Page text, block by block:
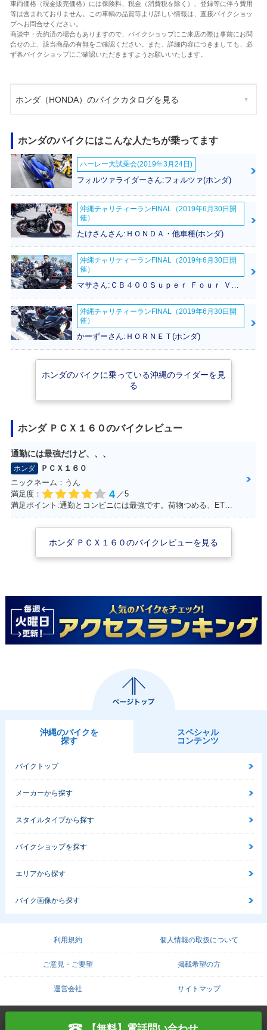
車両価格（現金販売価格）には保険料、税金（消費税を除く）、登録等に伴う費用
等は含まれておりません。この車輌の品質等より詳しい情報は、直接バイクショッ
プへお問合せください。
商談中・売約済の場合もありますので、バイクショップにご来店の際は事前にお問
合せの上、該当商品の有無をご確認ください。また、詳細内容につきましても、必
ず各バイクショップにご確認いただきますようお願いいたします。
ホンダ（HONDA）のバイクカタログを見る
ホンダのバイクにはこんな人たちが乗ってます
ハーレー大試乗会(2019年3月24日)
フォルツァライダーさん:フォルツァ(ホンダ)
沖縄チャリティーランFINAL（2019年6月30日開
催）
たけさんさん:ＨＯＮＤＡ・他車種(ホンダ)
沖縄チャリティーランFINAL（2019年6月30日開
催）
マサさん:ＣＢ４００Ｓｕｐｅｒ Ｆｏｕｒ ＶＴＥＣ ＳＰＥＣ２(ホンダ)
沖縄チャリティーランFINAL（2019年6月30日開
催）
かーずーさん:ＨＯＲＮＥＴ(ホンダ)
ホンダのバイクに乗っている沖縄のライダーを見
る
ホンダ ＰＣＸ１６０のバイクレビュー
通勤には最強だけど、、、
ホンダ
ＰＣＸ１６０
ニックネーム：うん
満足度：
4 ／5
満足ポイント:通勤とコンビニには最強です。荷物つめる、ETC.車載カメラ、ロングスクリーンでした。平和な日本を肌で感じることできます。 けれど、、、
ホンダ ＰＣＸ１６０のバイクレビューを見る
沖縄のバイクを
探す
スペシャル
コンテンツ
バイクトップ
メーカーから探す
スタイルタイプから探す
バイクショップを探す
エリアから探す
バイク画像から探す
利用規約 個人情報の取扱について
ご意見・ご要望 掲載希望の方
運営会社 サイトマップ
PROTO SOLUTION. ALL RIGHTS RESERVED.